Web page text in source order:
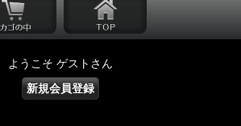
ようこそ ゲストさん
新規会員登録